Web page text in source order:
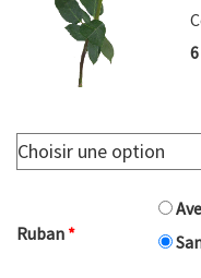
Ruban *